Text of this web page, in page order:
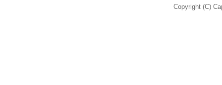
Copyright (C)